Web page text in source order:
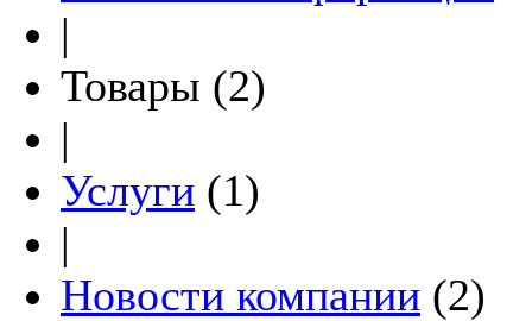
|
Товары (2)
|
Услуги (1)
|
Новости компании (2)